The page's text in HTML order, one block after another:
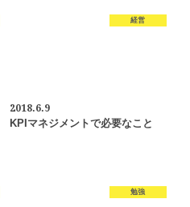
経営
2018.6.9
KPIマネジメントで必要なこと
勉強